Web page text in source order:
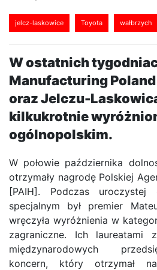
jelcz-laskowice Toyota wałbrzych
W ostatnich
Manufacturing
oraz Jelczu-
kilkukrotnie
ogólnopolskim.
W połowie października
otrzymały nagrodę Polskiej
[PAIH]. Podczas
specjalnym był premier
wręczyła wyróżnienia w
zagraniczne. Ich laureatami
międzynarodowych
koncern, który otrzymał